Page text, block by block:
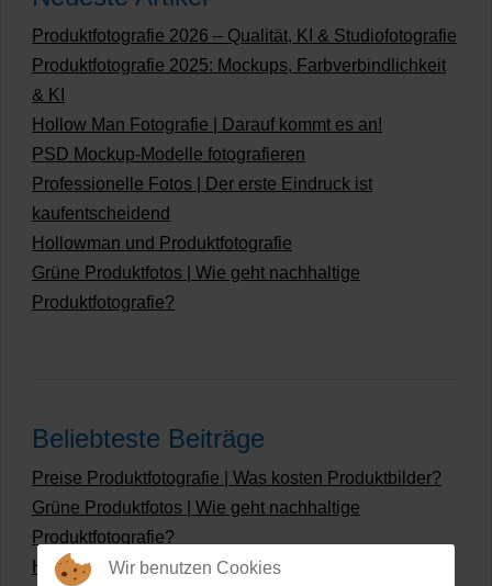
Produktfotografie 2026 – Qualität, KI & Studiofotografie
Produktfotografie 2025: Mockups, Farbverbindlichkeit
& KI
Hollow Man Fotografie | Darauf kommt es an!
PSD Mockup-Modelle fotografieren
Professionelle Fotos | Der erste Eindruck ist
kaufentscheidend
Hollowman und Produktfotografie
Grüne Produktfotos | Wie geht nachhaltige
Produktfotografie?
Beliebteste Beiträge
Preise Produktfotografie | Was kosten Produktbilder?
Grüne Produktfotos | Wie geht nachhaltige
Produktfotografie?
Hollow Man Fotografie | Darauf kommt es an!
Wir benutzen Cookies